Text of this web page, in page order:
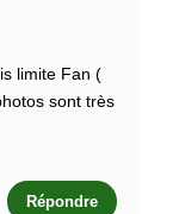
limite Fan (
sont très
Répondre